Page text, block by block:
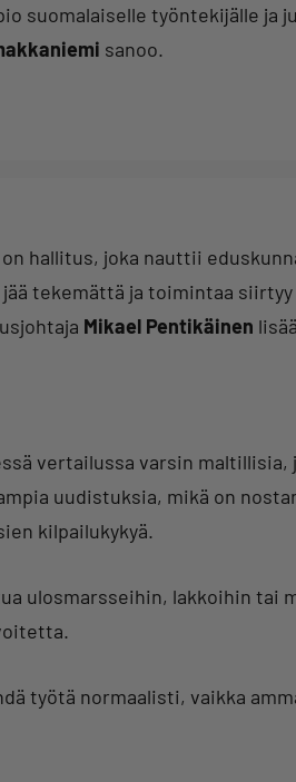
suomalaiselle työntekijälle ja
sanoo.
hallitus, joka nauttii
tekemättä ja toimintaa siirtyy
Mikael Pentikäinen
vertailussa varsin maltillisia,
uudistuksia, mikä on
kilpailukykyä.
ulosmarsseihin, lakkoihin tai
työtä normaalisti, vaikka